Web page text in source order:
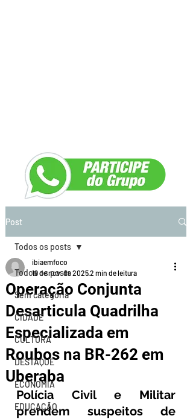
Post
Todos os posts
Sem categoria
CIDADE
CULTURA
DESTAQUE
ECONOMIA
EDUCAÇÃO
Todos os posts
Operação Conjunta
Desarticula Quadrilha
Especializada em
Roubos na BR-262 em
Uberaba
ibiaemfoco
19 de nov. de 20252 min de leitura
Polícia Civil e Militar
prendem suspeitos de